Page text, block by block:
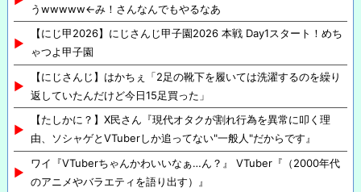
うwwwww←み！さんなんでもやるなあ
【にじ甲2026】にじさんじ甲子園2026 本戦 Day1スタート！めち
ゃつよ甲子園
【にじさんじ】はかちぇ「2足の靴下を履いては洗濯するのを繰り
返していたんだけど今日15足買った」
【たしかに？】X民さん『現代オタクが割れ行為を異常に叩く理
由、ソシャゲとVTuberしか追ってない"一般人"だからです』
ワイ『VTuberちゃんかわいいなぁ…ん？』 VTuber『（2000年代
のアニメやバラエティを語り出す）』